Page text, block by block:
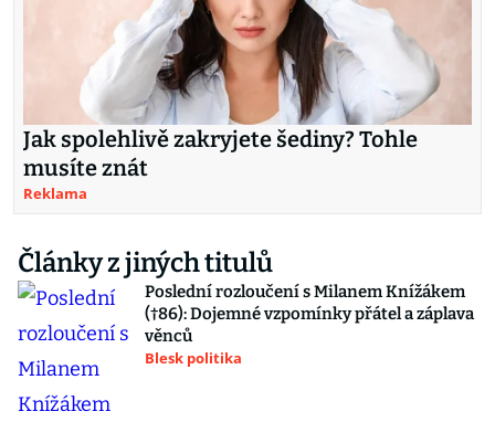
Jak spolehlivě zakryjete šediny? Tohle
musíte znát
Reklama
Články z jiných titulů
Poslední rozloučení s Milanem Knížákem
(†86): Dojemné vzpomínky přátel a záplava
věnců
Blesk politika